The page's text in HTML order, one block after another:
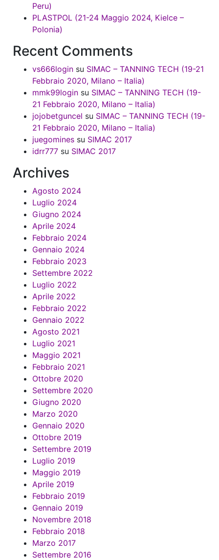
Peru)
PLASTPOL (21-24 Maggio 2024, Kielce –
Polonia)
Recent Comments
vs666login su SIMAC – TANNING TECH (19-21
Febbraio 2020, Milano – Italia)
mmk99login su SIMAC – TANNING TECH (19-
21 Febbraio 2020, Milano – Italia)
jojobetguncel su SIMAC – TANNING TECH (19-
21 Febbraio 2020, Milano – Italia)
juegomines su SIMAC 2017
idrr777 su SIMAC 2017
Archives
Agosto 2024
Luglio 2024
Giugno 2024
Aprile 2024
Febbraio 2024
Gennaio 2024
Febbraio 2023
Settembre 2022
Luglio 2022
Aprile 2022
Febbraio 2022
Gennaio 2022
Agosto 2021
Luglio 2021
Maggio 2021
Febbraio 2021
Ottobre 2020
Settembre 2020
Giugno 2020
Marzo 2020
Gennaio 2020
Ottobre 2019
Settembre 2019
Luglio 2019
Maggio 2019
Aprile 2019
Febbraio 2019
Gennaio 2019
Novembre 2018
Febbraio 2018
Marzo 2017
Settembre 2016